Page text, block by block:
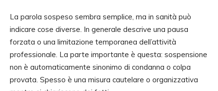
La parola sospeso sembra semplice, ma in sanità può
indicare cose diverse. In generale descrive una pausa
forzata o una limitazione temporanea dell’attività
professionale. La parte importante è questa: sospensione
non è automaticamente sinonimo di condanna o colpa
provata. Spesso è una misura cautelare o organizzativa